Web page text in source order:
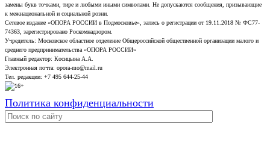
замены букв точками, тире и любыми иными символами. Не допускаются сообщения, призывающие
к межнациональной и социальной розни.
Сетевое издание «ОПОРА РОССИИ в Подмосковье», запись о регистрации от 19.11.2018 № ФС77-
74363, зарегистрировано Роскомнадзором.
Учредитель: Московское областное отделение Общероссийской общественной организации малого и
среднего предпринимательства «ОПОРА РОССИИ»
Главный редактор: Косицына А.А.
Электронная почта: opora-mo@mail.ru
Тел. редакции: +7 495 644-25-44
Политика конфиденциальности